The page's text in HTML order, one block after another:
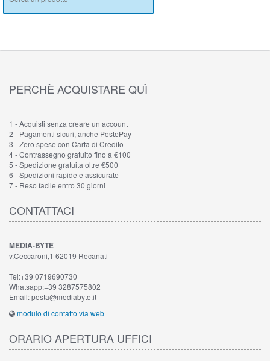
PERCHÈ ACQUISTARE QUÌ
1 - Acquisti senza creare un account
2 - Pagamenti sicuri, anche PostePay
3 - Zero spese con Carta di Credito
4 - Contrassegno gratuito fino a €100
5 - Spedizione gratuita oltre €500
6 - Spedizioni rapide e assicurate
7 - Reso facile entro 30 giorni
CONTATTACI
MEDIA-BYTE
v.Ceccaroni,1 62019 Recanati
Tel:+39 0719690730
Whatsapp:+39 3287575802
Email: posta@mediabyte.it
modulo di contatto via web
ORARIO APERTURA UFFICI